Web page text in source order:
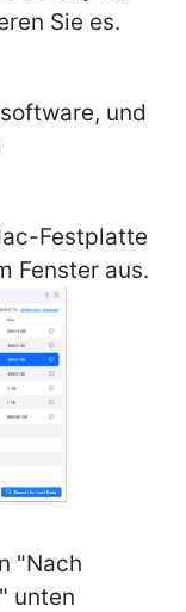
Sie es.
und
Festplatte
Fenster aus.
"Nach
unten